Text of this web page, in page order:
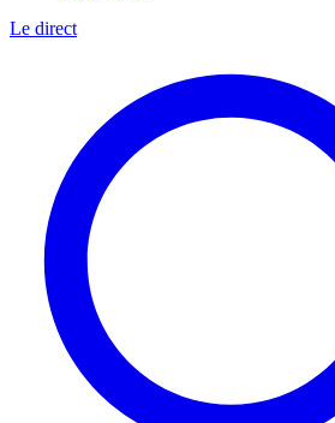
Le direct